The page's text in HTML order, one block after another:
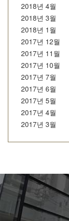
2018년 4월
2018년 3월
2018년 1월
2017년 12월
2017년 11월
2017년 10월
2017년 7월
2017년 6월
2017년 5월
2017년 4월
2017년 3월